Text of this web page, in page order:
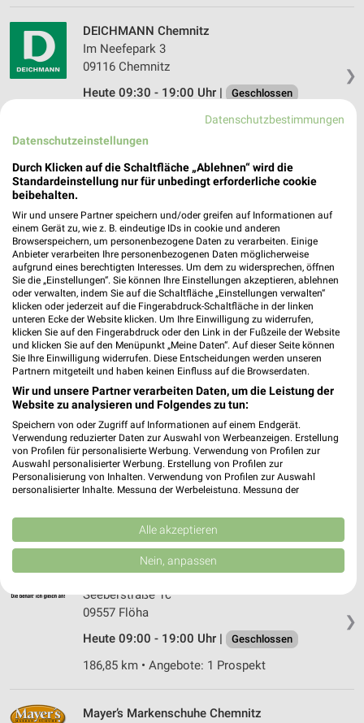
❯
DEICHMANN Chemnitz
Im Neefepark 3
09116 Chemnitz
Heute 09:30 - 19:00 Uhr |
Geschlossen
Mayer’s Markenschuhe Chemnitz
Im Neefepark 3
Heute 09:30 - 20:00 Uhr | Geschlossen
194,35 km
DEICHMANN Chemnitz
Wladimir-Sagorski-Straße 22
09122 Chemnitz
Heute 09:30 - 19:00 Uhr | Geschlossen
194,54 km
Schuhhaus Schneider Flöha
Bahnhofstraße 5
09557 Flöha
❯
RENO Flöha
Seeberstraße 1c
09557 Flöha
Heute 09:00 - 19:00 Uhr |
Geschlossen
186,85 km • Angebote: 1 Prospekt
Mayer’s Markenschuhe Chemnitz
Datenschutzbestimmungen
Datenschutzeinstellungen
Durch Klicken auf die Schaltfläche „Ablehnen“ wird die
Standardeinstellung nur für unbedingt erforderliche cookie
beibehalten.
Wir und unsere Partner speichern und/oder greifen auf Informationen auf
einem Gerät zu, wie z. B. eindeutige IDs in cookie und anderen
Browserspeichern, um personenbezogene Daten zu verarbeiten. Einige
Anbieter verarbeiten Ihre personenbezogenen Daten möglicherweise
aufgrund eines berechtigten Interesses. Um dem zu widersprechen, öffnen
Sie die „Einstellungen“. Sie können Ihre Einstellungen akzeptieren, ablehnen
oder verwalten, indem Sie auf die Schaltfläche „Einstellungen verwalten“
klicken oder jederzeit auf die Fingerabdruck-Schaltfläche in der linken
unteren Ecke der Website klicken. Um Ihre Einwilligung zu widerrufen,
klicken Sie auf den Fingerabdruck oder den Link in der Fußzeile der Website
und klicken Sie auf den Menüpunkt „Meine Daten“. Auf dieser Seite können
Sie Ihre Einwilligung widerrufen. Diese Entscheidungen werden unseren
Partnern mitgeteilt und haben keinen Einfluss auf die Browserdaten.
Wir und unsere Partner verarbeiten Daten, um die Leistung der
Website zu analysieren und Folgendes zu tun:
Speichern von oder Zugriff auf Informationen auf einem Endgerät.
Verwendung reduzierter Daten zur Auswahl von Werbeanzeigen. Erstellung
von Profilen für personalisierte Werbung. Verwendung von Profilen zur
Auswahl personalisierter Werbung. Erstellung von Profilen zur
Personalisierung von Inhalten. Verwendung von Profilen zur Auswahl
personalisierter Inhalte. Messung der Werbeleistung. Messung der
Kombinationen von Daten aus verschiedenen Quellen. Entwicklung und
Verbesserung der Angebote. Verwendung reduzierter Daten zur Auswahl
von Inhalten.
Daten können außerhalb der Europäischen Union weitergegeben und in die
USA gesendet werden.
Website/App.
Partnerliste anzeigen (1 IAB-Anbieter)
Wir nutzen Ihre Daten für folgende Zwecke:
IAB-Verarbeitungszwecke:
Alle akzeptieren
Nein, anpassen